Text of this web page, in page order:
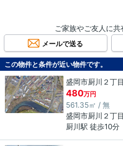
ご家族やご友人に共
メールで送る
この物件と条件が近い物件です。
盛岡市厨川２丁
480万円
561.35㎡ / 無
盛岡市厨川 ２丁目
厨川駅 徒歩10分